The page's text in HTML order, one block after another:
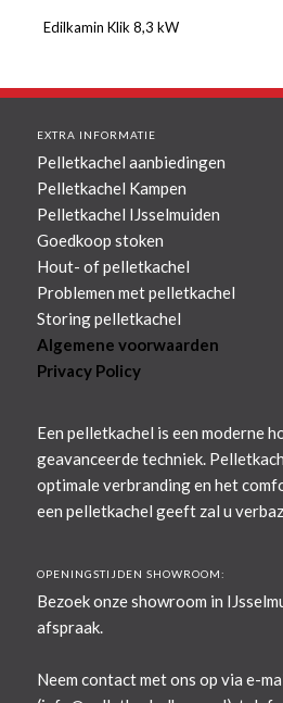
Edilkamin Klik 8,3 kW
EXTRA INFORMATIE
Pelletkachel aanbiedingen
Pelletkachel Kampen
Pelletkachel IJsselmuiden
Goedkoop stoken
Hout- of pelletkachel
Problemen met pelletkachel
Storing pelletkachel
Algemene voorwaarden
Privacy Policy
Een pelletkachel is een moderne
geavanceerde techniek.
optimale verbranding en het
een pelletkachel geeft zal u
OPENINGSTIJDEN SHOWROOM:
Bezoek onze showroom in
afspraak.
Neem contact met ons op via e-